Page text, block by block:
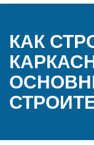
КАК